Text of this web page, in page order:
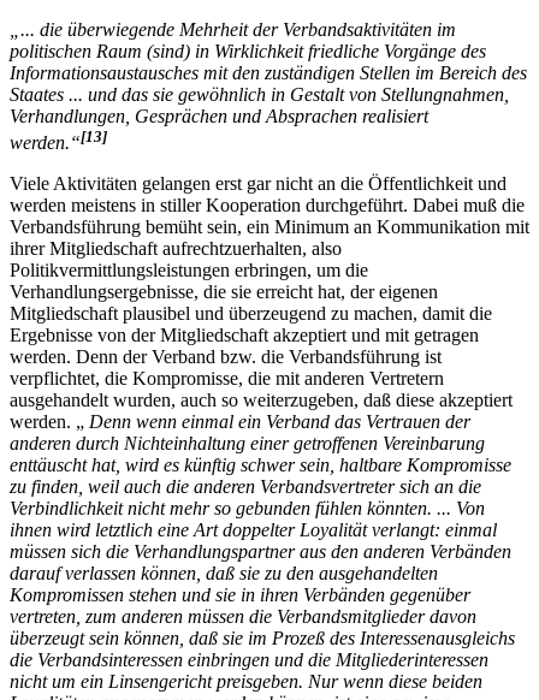
„... die überwiegende Mehrheit der Verbandsaktivitäten im
politischen Raum (sind) in Wirklichkeit friedliche Vorgänge des
Informationsaustausches mit den zuständigen Stellen im Bereich des
Staates ... und das sie gewöhnlich in Gestalt von Stellungnahmen,
Verhandlungen, Gesprächen und Absprachen realisiert
werden.“[13]
Viele Aktivitäten gelangen erst gar nicht an die Öffentlichkeit und
werden meistens in stiller Kooperation durchgeführt. Dabei muß die
Verbandsführung bemüht sein, ein Minimum an Kommunikation mit
ihrer Mitgliedschaft aufrechtzuerhalten, also
Politikvermittlungsleistungen erbringen, um die
Verhandlungsergebnisse, die sie erreicht hat, der eigenen
Mitgliedschaft plausibel und überzeugend zu machen, damit die
Ergebnisse von der Mitgliedschaft akzeptiert und mit getragen
werden. Denn der Verband bzw. die Verbandsführung ist
verpflichtet, die Kompromisse, die mit anderen Vertretern
ausgehandelt wurden, auch so weiterzugeben, daß diese akzeptiert
werden. „ Denn wenn einmal ein Verband das Vertrauen der
anderen durch Nichteinhaltung einer getroffenen Vereinbarung
enttäuscht hat, wird es künftig schwer sein, haltbare Kompromisse
zu finden, weil auch die anderen Verbandsvertreter sich an die
Verbindlichkeit nicht mehr so gebunden fühlen könnten. ... Von
ihnen wird letztlich eine Art doppelter Loyalität verlangt: einmal
müssen sich die Verhandlungspartner aus den anderen Verbänden
darauf verlassen können, daß sie zu den ausgehandelten
Kompromissen stehen und sie in ihren Verbänden gegenüber
vertreten, zum anderen müssen die Verbandsmitglieder davon
überzeugt sein können, daß sie im Prozeß des Interessenausgleichs
die Verbandsinteressen einbringen und die Mitgliederinteressen
nicht um ein Linsengericht preisgeben. Nur wenn diese beiden